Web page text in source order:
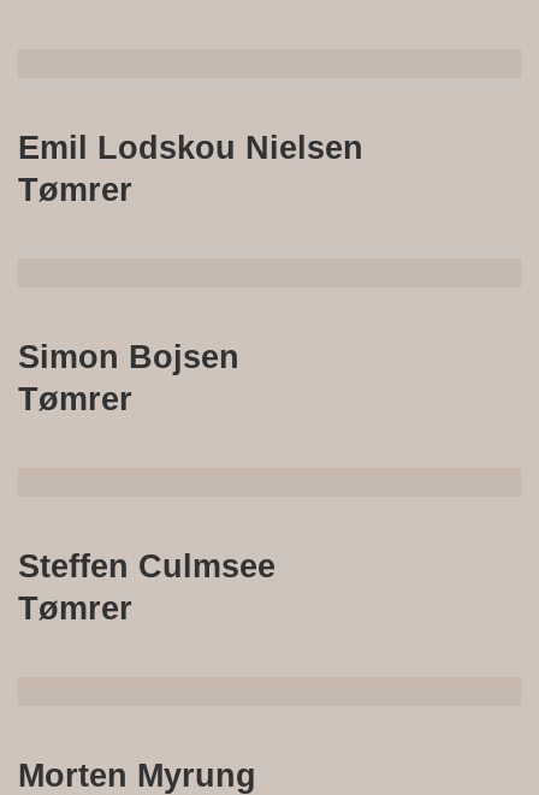
Emil Lodskou Nielsen
Tømrer
Simon Bojsen
Tømrer
Steffen Culmsee
Tømrer
Morten Myrung